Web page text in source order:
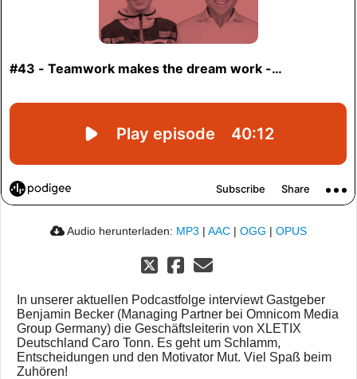
Audio herunterladen: MP3 | AAC | OGG | OPUS
In unserer aktuellen Podcastfolge interviewt Gastgeber
Benjamin Becker (Managing Partner bei Omnicom Media
Group Germany) die Geschäftsleiterin von XLETIX
Deutschland Caro Tonn. Es geht um Schlamm,
Entscheidungen und den Motivator Mut. Viel Spaß beim
Zuhören!